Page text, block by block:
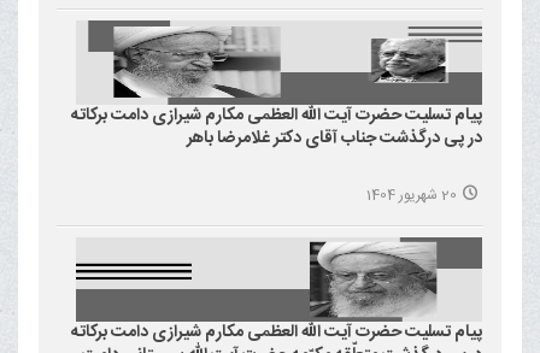
پیام تسلیت حضرت آیت الله العظمی مکارم شیرازی دامت برکاته
در پی درگذشت جناب آقای دکتر غلامرضا باهر
20 شهریور 1404
پیام تسلیت حضرت آیت الله العظمی مکارم شیرازی دامت برکاته